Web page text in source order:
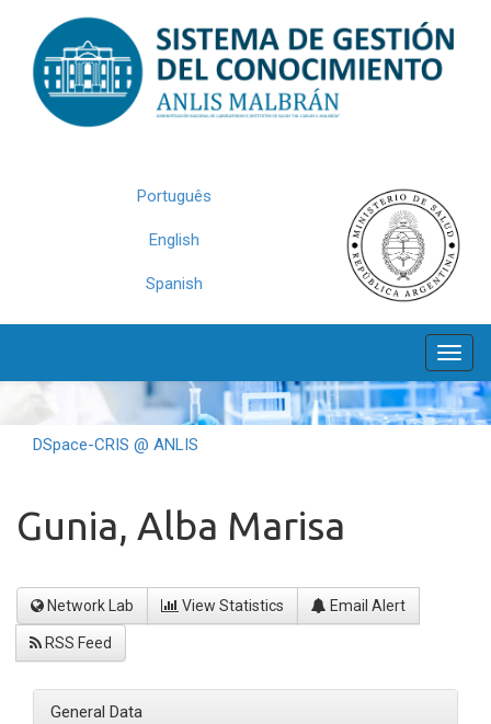
navigation
Português
English
Spanish
DSpace-CRIS @ ANLIS
Gunia, Alba Marisa
Network Lab View Statistics Email Alert
RSS Feed
General Data